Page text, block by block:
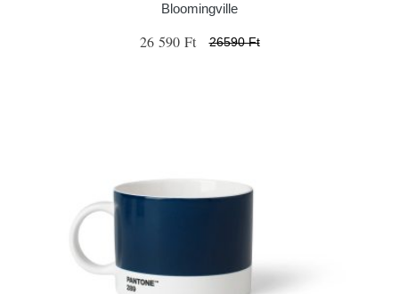
Bloomingville
26 590 Ft 26590 Ft